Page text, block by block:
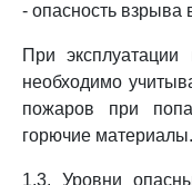
- опасность взрыва
При эксплуатации
необходимо
пожаров при
горючие материалы.
1.3. Уровни